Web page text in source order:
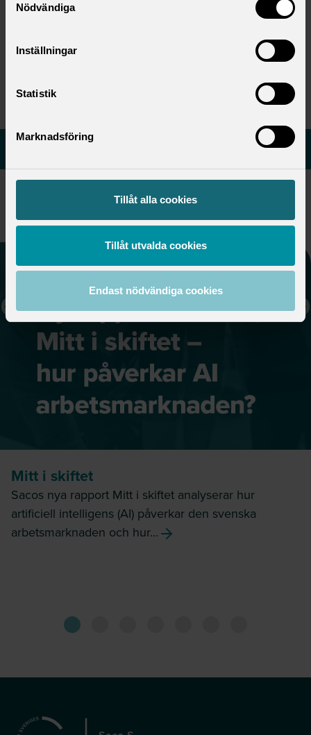
Nödvändiga
Inställningar
Statistik
Marknadsföring
Tillåt alla cookies
Tillåt utvalda cookies
Endast nödvändiga cookies
Sacos rapporter
arbetsliv.
Aktuellt från Saco
RAPPORT måndag 3 augusti 2026
Mitt i skiftet
Sacos nya rapport Mitt i skiftet analyserar hur
artificiell intelligens (AI) påverkar den svenska
arbetsmarknaden och hur...